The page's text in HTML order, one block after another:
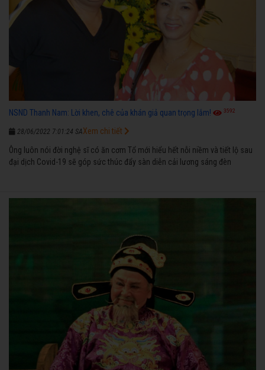
NSND Thanh Nam: Lời khen, chê của khán giả quan trọng lắm! 3592
28/06/2022 7:01:24 SA
Ông luôn nói đời nghệ sĩ có ăn cơm Tổ mới hiểu hết nỗi niềm và tiết lộ sau
đại dịch Covid-19 sẽ góp sức thúc đẩy sàn diễn cải lương sáng đèn
Xem chi tiết